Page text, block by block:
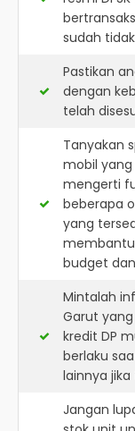
sudah
Pastikan
dengan
telah
Tanyakan
mobil
mengerti
beberapa
yang
budget
Mintalah
Garut
kredit DP
berlaku
lainnya jika
Jangan